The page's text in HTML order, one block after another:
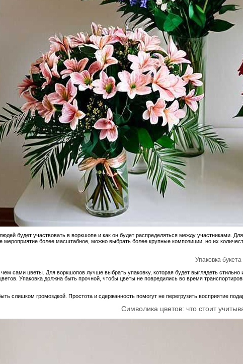
будет участвовать в воркшопе и как он будет распределяться между участниками.
более масштабное, можно выбрать более крупные композиции, но их
Упаковка букета
сами цветы. Для воркшопов лучше выбрать упаковку, которая будет выглядеть
Упаковка должна быть прочной, чтобы цветы не повредились во время
слишком громоздкой. Простота и сдержанность помогут не перегрузить восприятие
Символика цветов: что стоит